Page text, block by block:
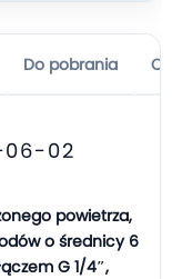
Do pobrania
06-02
powietrza,
o średnicy 6
G 1/4″,